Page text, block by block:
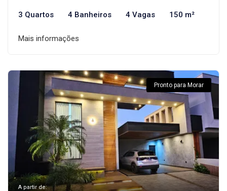
3 Quartos 4 Banheiros 4 Vagas 150 m²
Mais informações
Pronto para Morar
A partir de: